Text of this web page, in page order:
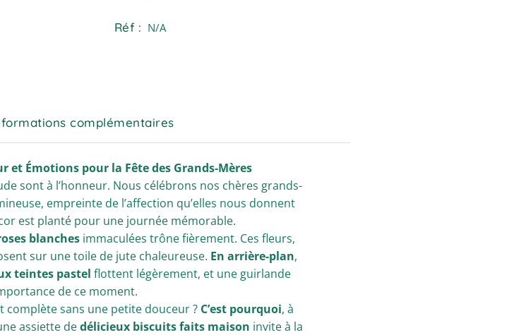
Réf : N/A
complémentaires
et Émotions pour la Fête des Grands-Mères
sont à l’honneur. Nous célébrons nos chères grands-
empreinte de l’affection qu’elles nous donnent
est planté pour une journée mémorable.
blanchesimmaculées trône fièrement. Ces fleurs,
sur une toile de jute chaleureuse. En arrière-plan,
teintes pastel flottent légèrement, et une guirlande
de ce moment.
complète sans une petite douceur ? C’est pourquoi, à
assiette dedélicieux biscuits faits maison invite à la